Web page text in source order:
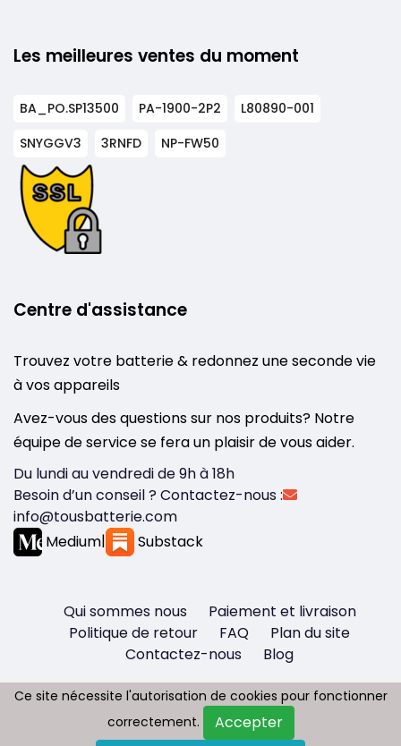
Les meilleures ventes du moment
BA_PO.SP13500 PA-1900-2P2
L80890-001
SNYGGV3
3RNFD NP-FW50
Centre d'assistance
Trouvez votre batterie & redonnez une seconde vie
à vos appareils
Avez-vous des questions sur nos produits? Notre
équipe de service se fera un plaisir de vous aider.
Du lundi au vendredi de 9h à 18h
Besoin d’un conseil ? Contactez-nous :
info@tousbatterie.com
Medium| Substack
Qui sommes nous
Paiement et livraison
Politique de retour
FAQ
Plan du site
Contactez-nous
Blog
Copyright © 2026 - Tous droit réservés
Ce site nécessite l'autorisation de cookies pour fonctionner
correctement.
Accepter
Ce site nécessite l'autorisation de cookies pour fonctionner
correctement.
Accepter